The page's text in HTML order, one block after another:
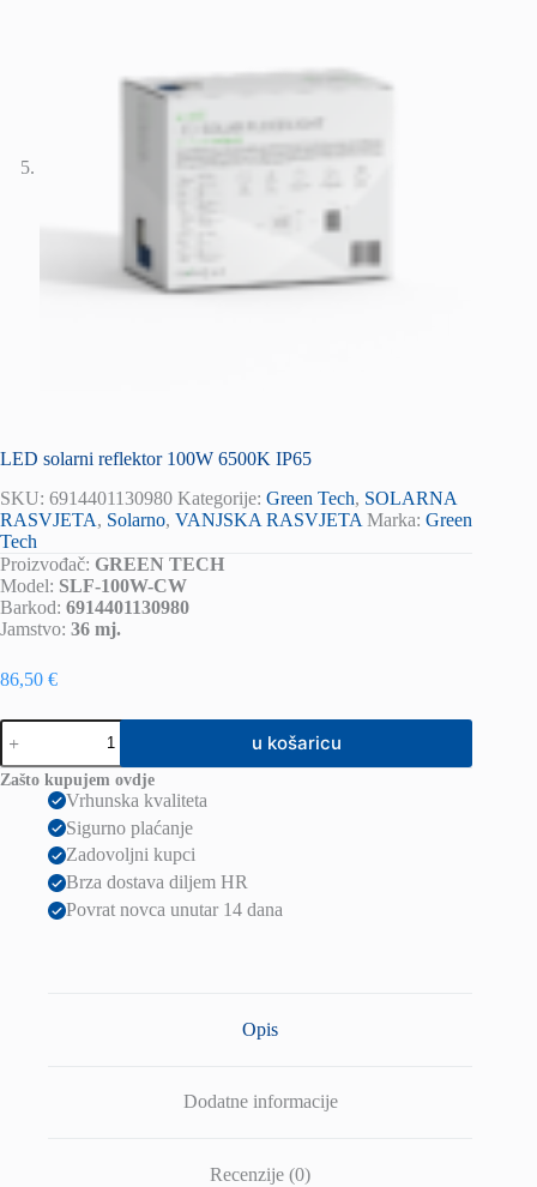
LED solarni reflektor 100W 6500K IP65
SKU: 6914401130980 Kategorije: Green Tech, SOLARNA
RASVJETA, Solarno, VANJSKA RASVJETA Marka: Green
Tech
Proizvođač: GREEN TECH
Model: SLF-100W-CW
Barkod: 6914401130980
Jamstvo: 36 mj.
86,50 €
LED
solarni
reflektor
100W
6500K
količina
u košaricu
Zašto kupujem ovdje
Vrhunska kvaliteta
Sigurno plaćanje
Zadovoljni kupci
Brza dostava diljem HR
Povrat novca unutar 14 dana
Opis
Dodatne informacije
Recenzije (0)